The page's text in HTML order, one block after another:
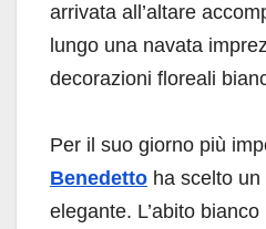
arrivata all’altare
lungo una navata
decorazioni floreali
Per il suo giorno più
Benedetto ha scelto
elegante. L’abito